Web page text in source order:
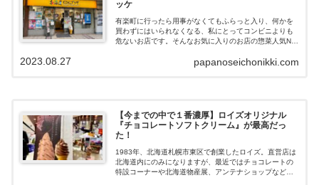
ッケ
有楽町に行ったら用事がなくてもふらっと入り、何かを
買わずにはいられなくなる、私にとってコンビニよりも
危ないお店です。そんなお気に入りのお店の惣菜人気No.
papanoseichonikki.com
2023.08.27
【今までの中で１番濃厚】ロイズオリジナル
『チョコレートソフトクリーム』が最高だっ
た！
1983年、北海道札幌市東区で創業したロイズ。直営店は
北海道内にのみになりますが、最近ではチョコレートの
特設コーナーや北海道物産展、アンテナショップなどで